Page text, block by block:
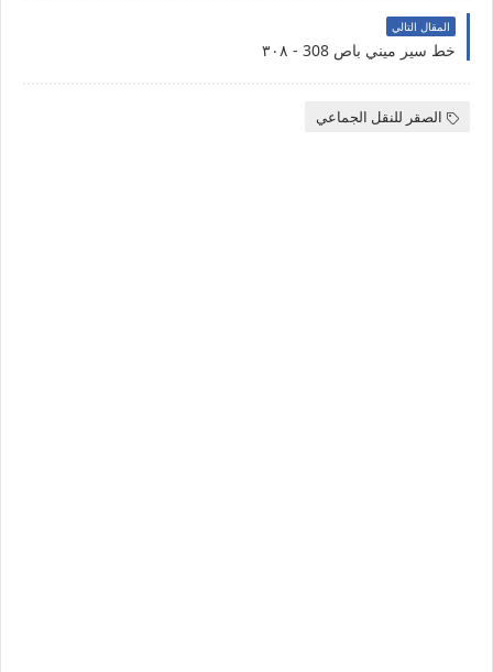
المقال التالي
خط سير ميني باص 308 - ٣٠٨
الصقر للنقل الجماعي